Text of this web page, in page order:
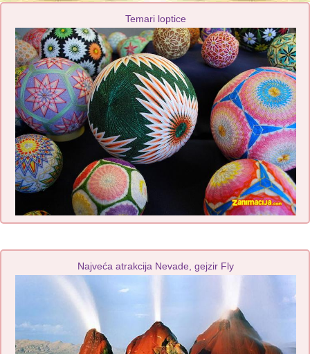
Temari loptice
Najveća atrakcija Nevade, gejzir Fly